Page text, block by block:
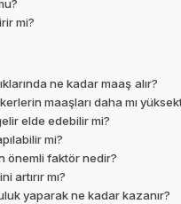
mi?
ne kadar maaş alır?
maaşları daha mı
elde edebilir mi?
mi?
önemli faktör nedir?
artırır mı?
yaparak ne kadar kazanır?